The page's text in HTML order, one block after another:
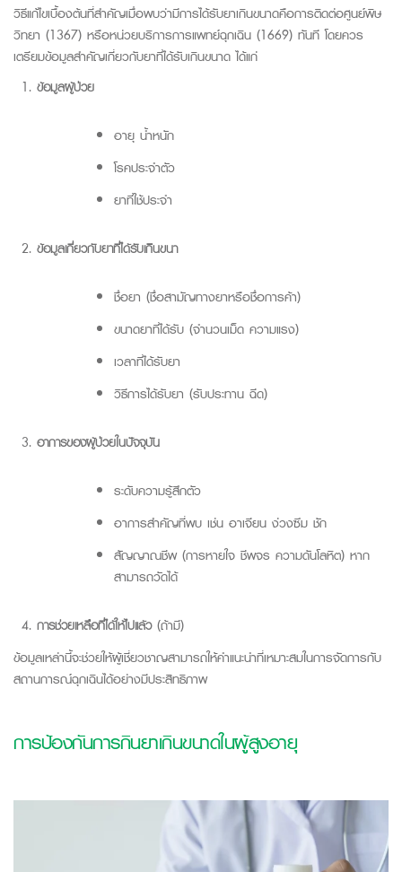
วิธีแก้ไขเบื้องต้นที่สำคัญเมื่อพบว่ามีการได้รับยาเกินขนาดคือการติดต่อศูนย์พิษ
วิทยา (1367) หรือหน่วยบริการการแพทย์ฉุกเฉิน (1669) ทันที โดยควร
เตรียมข้อมูลสำคัญเกี่ยวกับยาที่ได้รับเกินขนาด ได้แก่
ข้อมูลผู้ป่วย
อายุ น้ำหนัก
โรคประจำตัว
ยาที่ใช้ประจำ
ข้อมูลเกี่ยวกับยาที่ได้รับเกินขนา
ชื่อยา (ชื่อสามัญทางยาหรือชื่อการค้า)
ขนาดยาที่ได้รับ (จำนวนเม็ด ความแรง)
เวลาที่ได้รับยา
วิธีการได้รับยา (รับประทาน ฉีด)
อาการของผู้ป่วยในปัจจุบัน
ระดับความรู้สึกตัว
อาการสำคัญที่พบ เช่น อาเจียน ง่วงซึม ชัก
สัญญาณชีพ (การหายใจ ชีพจร ความดันโลหิต) หาก
สามารถวัดได้
การช่วยเหลือที่ได้ให้ไปแล้ว(ถ้ามี)
ข้อมูลเหล่านี้จะช่วยให้ผู้เชี่ยวชาญสามารถให้คำแนะนำที่เหมาะสมในการจัดการกับ
สถานการณ์ฉุกเฉินได้อย่างมีประสิทธิภาพ
การป้องกันการกินยาเกินขนาดในผู้สูงอายุ